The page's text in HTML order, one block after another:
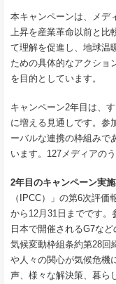
本キャンペーンは、メデ
上昇を産業革命以前と
て理解を促進し、地球温
ための具体的なアクショ
を目的としています。
キャンペーン2年目は、
に増える見通しです。参
ーバルな連携の枠組みで
います。127メディアの
2年目のキャンペーン実
（IPCC）」の第6次評
から12月31日までです。
日本で開催されるG7な
気候変動枠組条約第28回
や人々の関心が気候危機
声、様々な解決策、暮ら